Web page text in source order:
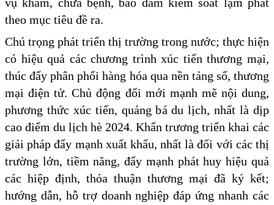
vụ khám, chữa bệnh, bảo đảm kiểm soát lạm phát
theo mục tiêu đề ra.
Chú trọng phát triển thị trường trong nước; thực hiện
có hiệu quả các chương trình xúc tiến thương mại,
thúc đẩy phân phối hàng hóa qua nền tảng số, thương
mại điện tử. Chủ động đổi mới mạnh mẽ nội dung,
phương thức xúc tiến, quảng bá du lịch, nhất là dịp
cao điểm du lịch hè 2024. Khẩn trương triển khai các
giải pháp đẩy mạnh xuất khẩu, nhất là đối với các thị
trường lớn, tiềm năng, đẩy mạnh phát huy hiệu quả
các hiệp định, thỏa thuận thương mại đã ký kết;
hướng dẫn, hỗ trợ doanh nghiệp đáp ứng nhanh các